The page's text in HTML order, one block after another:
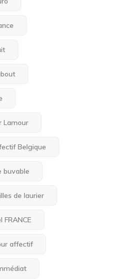
Lamour
Belgique
buvable
de laurier
affectif